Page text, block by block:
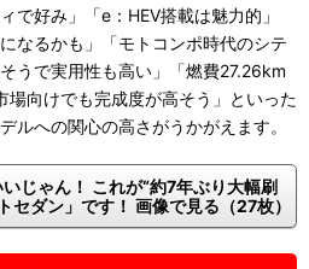
で好み」「e：HEV搭載は魅力的」
なるかも」「モトコンポ時代のシテ
うで実用性も高い」「燃費27.26km
場向けでも完成度が高そう」といった
ルへの関心の高さがうかがえます。
じゃん！ これが“約7年ぶり大幅刷
セダン」です！ 画像で見る（27枚）